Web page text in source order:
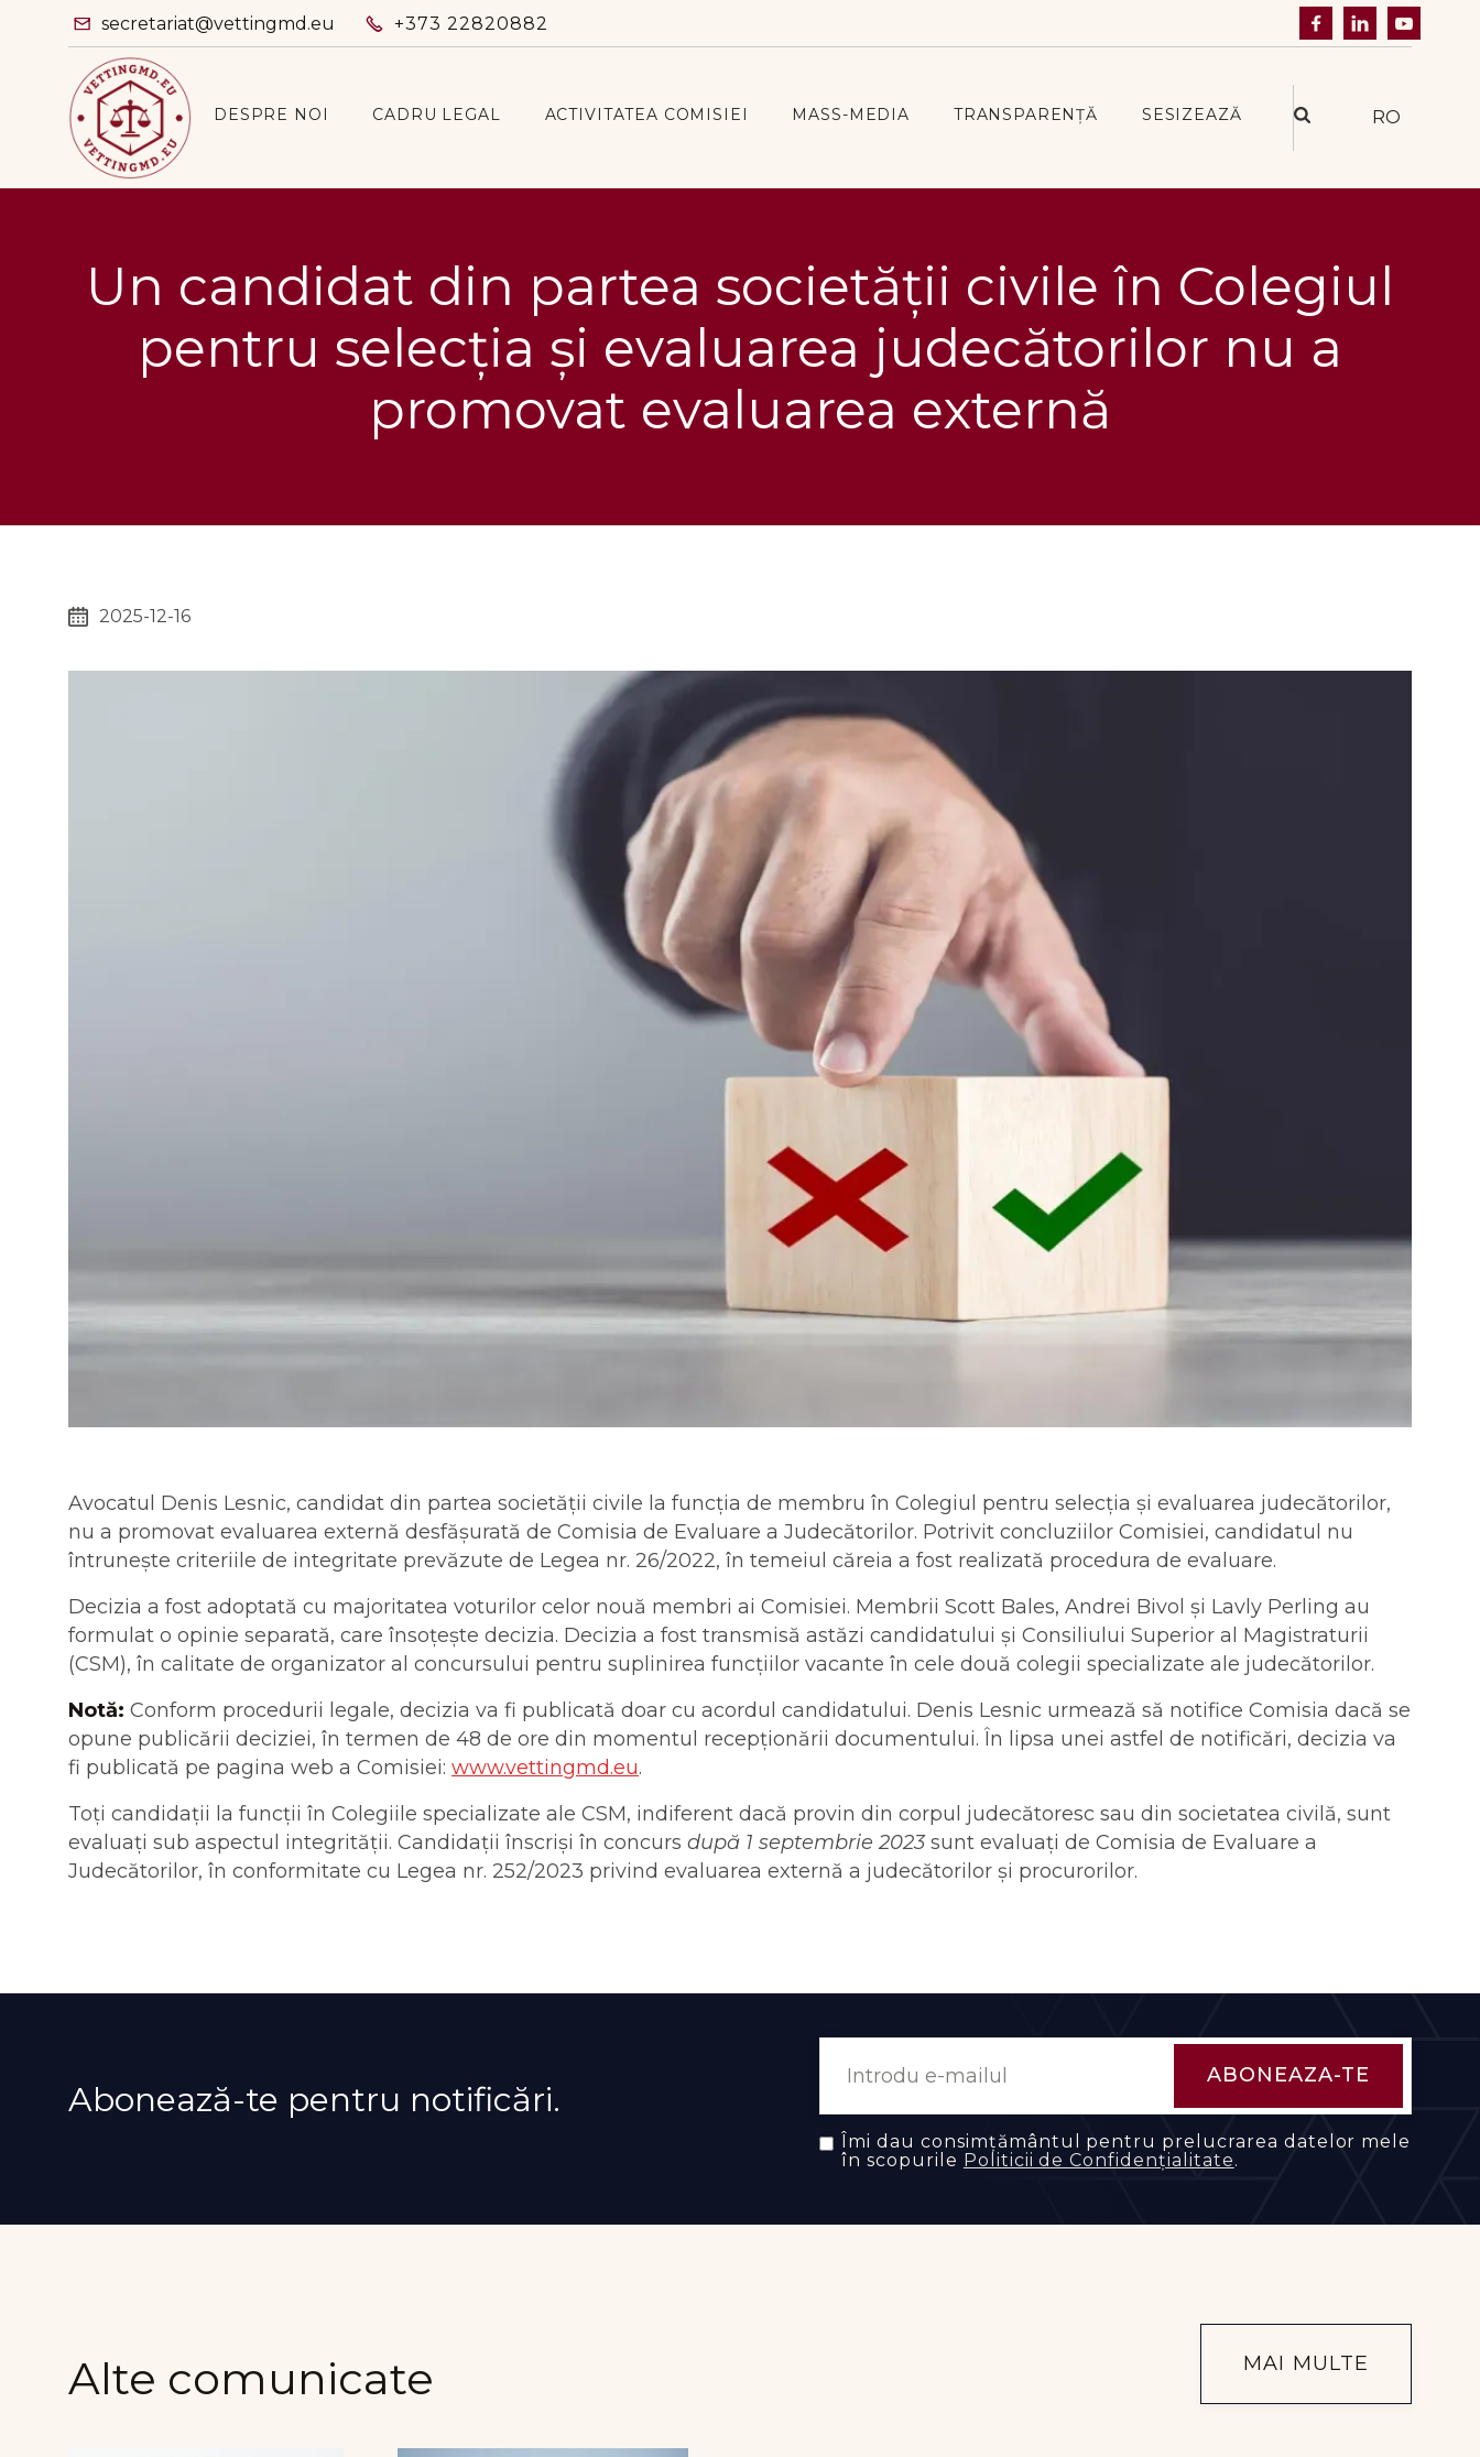
 secretariat@vettingmd.eu  +373 22820882   
DESPRE NOI CADRU LEGAL ACTIVITATEA COMISIEI MASS-MEDIA TRANSPARENȚĂ SESIZEAZĂ RO
Un candidat din partea societății civile în Colegiul
pentru selecția și evaluarea judecătorilor nu a
promovat evaluarea externă
2025-12-16
Avocatul Denis Lesnic, candidat din partea societății civile la funcția de membru în Colegiul pentru selecția și evaluarea judecătorilor,
nu a promovat evaluarea externă desfășurată de Comisia de Evaluare a Judecătorilor. Potrivit concluziilor Comisiei, candidatul nu
întrunește criteriile de integritate prevăzute de Legea nr. 26/2022, în temeiul căreia a fost realizată procedura de evaluare.
Decizia a fost adoptată cu majoritatea voturilor celor nouă membri ai Comisiei. Membrii Scott Bales, Andrei Bivol și Lavly Perling au
formulat o opinie separată, care însoțește decizia. Decizia a fost transmisă astăzi candidatului și Consiliului Superior al Magistraturii
(CSM), în calitate de organizator al concursului pentru suplinirea funcțiilor vacante în cele două colegii specializate ale judecătorilor.
Notă: Conform procedurii legale, decizia va fi publicată doar cu acordul candidatului. Denis Lesnic urmează să notifice Comisia dacă se
opune publicării deciziei, în termen de 48 de ore din momentul recepționării documentului. În lipsa unei astfel de notificări, decizia va
fi publicată pe pagina web a Comisiei: www.vettingmd.eu.
Toți candidații la funcții în Colegiile specializate ale CSM, indiferent dacă provin din corpul judecătoresc sau din societatea civilă, sunt
evaluați sub aspectul integrității. Candidații înscriși în concurs după 1 septembrie 2023sunt evaluați de Comisia de Evaluare a
Judecătorilor, în conformitate cu Legea nr. 252/2023 privind evaluarea externă a judecătorilor și procurorilor.
Abonează-te pentru notificări.
Îmi dau consimțământul pentru prelucrarea datelor mele
în scopurile Politicii de Confidențialitate.
Alte comunicate MAI MULTE